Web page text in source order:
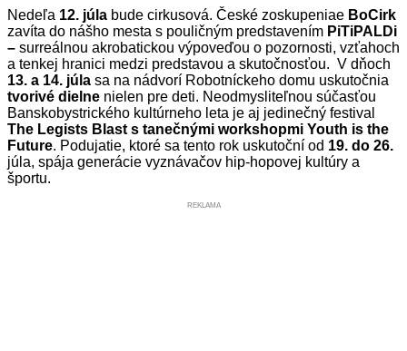
Nedeľa 12. júla bude cirkusová. České zoskupeniae BoCirk
zavíta do nášho mesta s pouličným predstavením PiTiPALDi
– surreálnou akrobatickou výpoveďou o pozornosti, vzťahoch
a tenkej hranici medzi predstavou a skutočnosťou. V dňoch
13. a 14. júla sa na nádvorí Robotníckeho domu uskutočnia
tvorivé dielne nielen pre deti. Neodmysliteľnou súčasťou
Banskobystrického kultúrneho leta je aj jedinečný festival
The Legists Blast s tanečnými workshopmi Youth is the
Future. Podujatie, ktoré sa tento rok uskutoční od 19. do 26.
júla, spája generácie vyznávačov hip-hopovej kultúry a
športu.
REKLAMA